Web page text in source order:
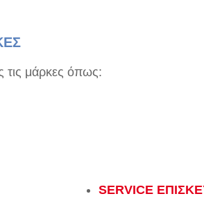
τις μάρκες όπως:
SERVICE